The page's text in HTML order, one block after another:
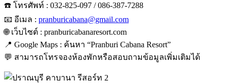
☎️ โทรศัพท์ : 032-825-097 / 086-387-7288
📧 อีเมล : pranburicabana@gmail.com
🌐 เว็บไซต์ : pranburicabanaresort.com
📍 Google Maps : ค้นหา “Pranburi Cabana Resort”
💬 สามารถโทรจองห้องพักหรือสอบถามข้อมูลเพิ่มเติมได้